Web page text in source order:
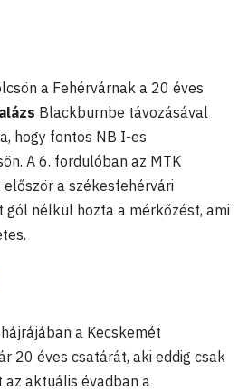
a Fehérvárnak a 20 éves
Blackburnbe távozásával
hogy fontos NB I-es
A 6. fordulóban az MTK
a székesfehérvári
nélkül hozta a mérkőzést, ami
a Kecskemét
20 éves csatárát, aki eddig csak
aktuális évadban a